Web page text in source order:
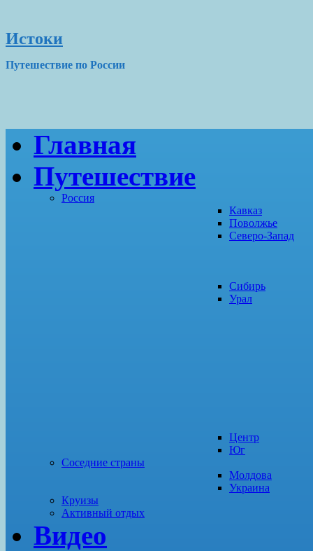
Истоки
Путешествие по России
Главная
Путешествие
Россия
Кавказ
Поволжье
Северо-Запад
Сибирь
Урал
Центр
Юг
Соседние страны
Молдова
Украина
Круизы
Активный отдых
Видео